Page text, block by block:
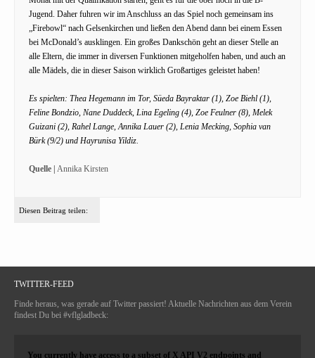
Jugend. Daher fuhren wir im Anschluss an das Spiel noch gemeinsam ins
„Firebowl“ nach Gelsenkirchen und ließen den Abend dann bei einem Essen
bei McDonald’s ausklingen. Ein großes Dankschön geht an dieser Stelle an
alle Eltern, die immer in diversen Funktionen mitgeholfen haben, und auch an
alle Mädels, die in dieser Saison wirklich Großartiges geleistet haben!
Es spielten: Thea Hegemann im Tor, Süeda Bayraktar (1), Zoe Biehl (1),
Feline Bondzio, Nane Duddeck, Lina Egeling (4), Zoe Feulner (8), Melek
Guizani (2), Rahel Lange, Annika Lauer (2), Lenia Mecking, Sophia van
Bürk (9/2) und Hayrunisa Yildiz.
Quelle | Annika Kirsten
Diesen Beitrag teilen:
TWITTER-FEED
Finde heraus, was gerade auf Twitter passiert! Aktuelle Nachrichten aus dem Verein
findest Du bei #vflgladbeck:
You currently have access to a subset of X API V2 endpoints and